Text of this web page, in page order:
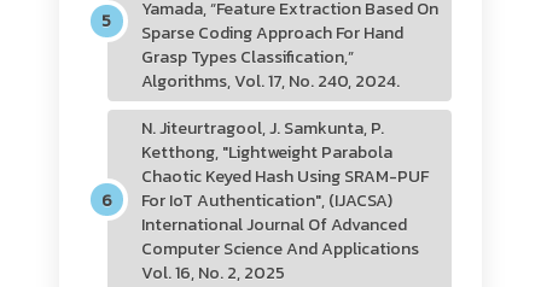
Yamada, “Feature Extraction Based On
Sparse Coding Approach For Hand
Grasp Types Classification,”
Algorithms, Vol. 17, No. 240, 2024.
N. Jiteurtragool, J. Samkunta, P.
Ketthong, "Lightweight Parabola
Chaotic Keyed Hash Using SRAM-PUF
For IoT Authentication", (IJACSA)
International Journal Of Advanced
Computer Science And Applications
Vol. 16, No. 2, 2025